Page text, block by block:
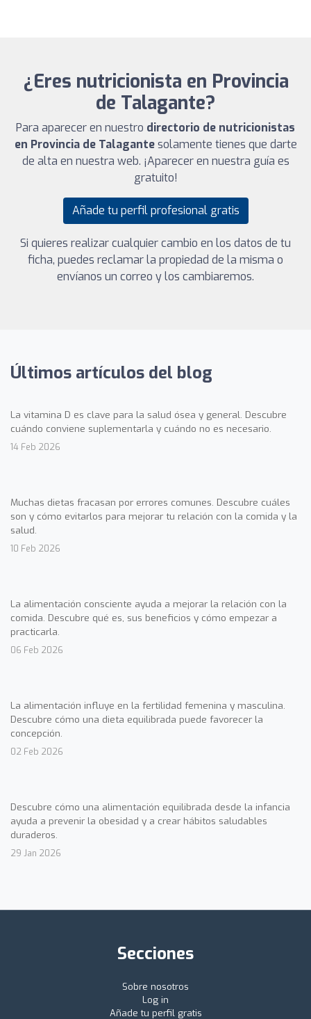
¿Eres nutricionista en Provincia
de Talagante?
Para aparecer en nuestro directorio de nutricionistas
en Provincia de Talagantesolamente tienes que darte
de alta en nuestra web. ¡Aparecer en nuestra guía es
gratuito!
Añade tu perfil profesional gratis
Si quieres realizar cualquier cambio en los datos de tu
ficha, puedes reclamar la propiedad de la misma o
envíanos un correo y los cambiaremos.
Últimos artículos del blog
La vitamina D es clave para la salud ósea y general. Descubre
cuándo conviene suplementarla y cuándo no es necesario.
14 Feb 2026
Muchas dietas fracasan por errores comunes. Descubre cuáles
son y cómo evitarlos para mejorar tu relación con la comida y la
salud.
10 Feb 2026
La alimentación consciente ayuda a mejorar la relación con la
comida. Descubre qué es, sus beneficios y cómo empezar a
practicarla.
06 Feb 2026
La alimentación influye en la fertilidad femenina y masculina.
Descubre cómo una dieta equilibrada puede favorecer la
concepción.
02 Feb 2026
Descubre cómo una alimentación equilibrada desde la infancia
ayuda a prevenir la obesidad y a crear hábitos saludables
duraderos.
29 Jan 2026
Secciones
Sobre nosotros
Log in
Añade tu perfil gratis